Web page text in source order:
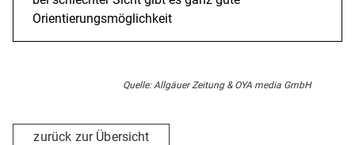
Orientierungsmöglichkeit
Quelle: Allgäuer Zeitung & OYA media GmbH
zurück zur Übersicht